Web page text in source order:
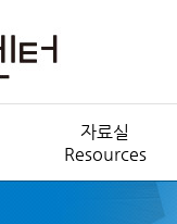
자료실
Resources